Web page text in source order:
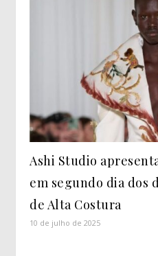
Ashi Studio
em segundo dia dos
de Alta Costura
10 de julho de 2025